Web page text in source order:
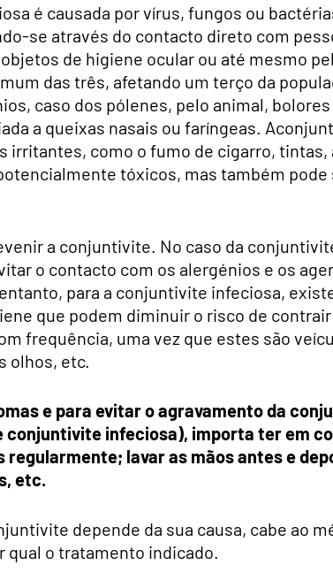
é causada por vírus, fungos ou
se através do contacto direto com
de higiene ocular ou até mesmo
das três, afetando um terço da
caso dos pólenes, pelo animal,
a queixas nasais ou faríngeas.
irritantes, como o fumo de cigarro,
tóxicos, mas também pode
a conjuntivite. No caso da
o contacto com os alergénios e os
para a conjuntivite infeciosa,
que podem diminuir o risco de
frequência, uma vez que estes são
olhos, etc.
e para evitar o agravamento da
conjuntivite infeciosa), importa ter em
regularmente; lavar as mãos antes e
etc.
depende da sua causa, cabe ao
qual o tratamento indicado.